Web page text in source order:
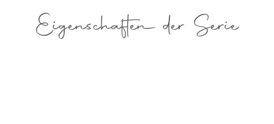
Eigenschaften der Serie